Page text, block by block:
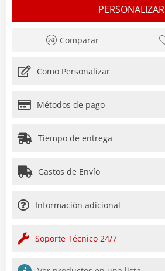
PERSONALIZAR
Comparar
Como Personalizar
Métodos de pago
Tiempo de entrega
Gastos de Envío
Información adicional
Soporte Técnico 24/7